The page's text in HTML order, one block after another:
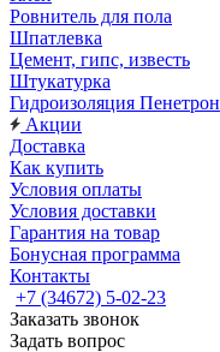
Ровнитель для пола
Шпатлевка
Цемент, гипс, известь
Штукатурка
Гидроизоляция Пенетрон
Акции
Доставка
Как купить
Условия оплаты
Условия доставки
Гарантия на товар
Бонусная программа
Контакты
+7 (34672) 5-02-23
Заказать звонок
Задать вопрос